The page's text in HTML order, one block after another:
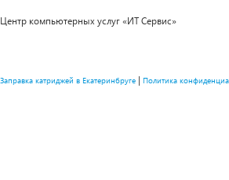
Центр компьютерных услуг «ИТ Сервис»
Заправка катриджей в Екатеринбруге | Политика